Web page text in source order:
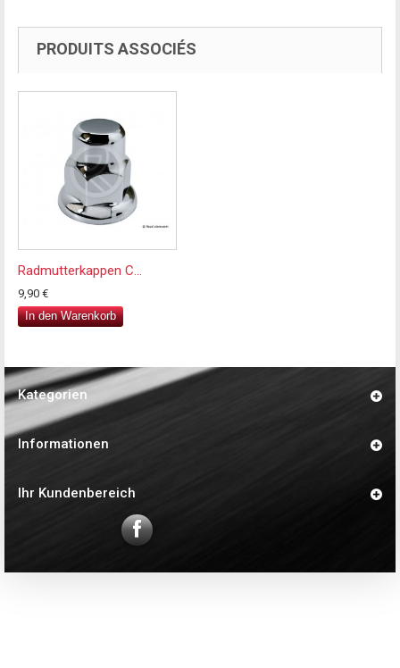
PRODUITS ASSOCIÉS
Radmutterkappen C...
9,90 €
In den Warenkorb
Kategorien
Informationen
Ihr Kundenbereich